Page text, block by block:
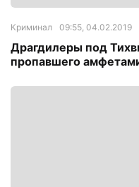
Криминал 09:55, 04.02.2019
Драгдилеры под
пропавшего